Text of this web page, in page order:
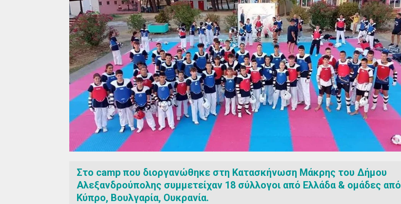
Στο camp που διοργανώθηκε στη Κατασκήνωση Μάκρης του Δήμου
Αλεξανδρούπολης συμμετείχαν 18 σύλλογοι από Ελλάδα & ομάδες από
Κύπρο, Βουλγαρία, Ουκρανία.